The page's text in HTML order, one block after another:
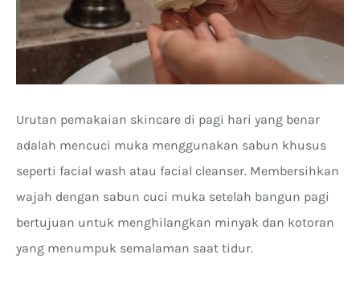
Urutan pemakaian skincare di pagi hari yang benar
adalah mencuci muka menggunakan sabun khusus
seperti facial wash atau facial cleanser. Membersihkan
wajah dengan sabun cuci muka setelah bangun pagi
bertujuan untuk menghilangkan minyak dan kotoran
yang menumpuk semalaman saat tidur.